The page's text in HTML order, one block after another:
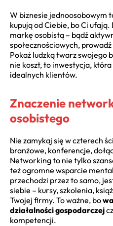
W biznesie jednoosobowym
kupują od Ciebie, bo Ci
markę osobistą – bądź
społecznościowych,
Pokaż ludzką twarz swojego
nie koszt, to inwestycja,
idealnych klientów.
Znaczenie
osobistego
Nie zamykaj się w czterech
branżowe, konferencje,
Networking to nie tylko
też ogromne wsparcie
przechodzi przez to samo,
siebie – kursy, szkolenia,
Twojej firmy. To ważne, bo
działalności gospodarczej
kompetencji.